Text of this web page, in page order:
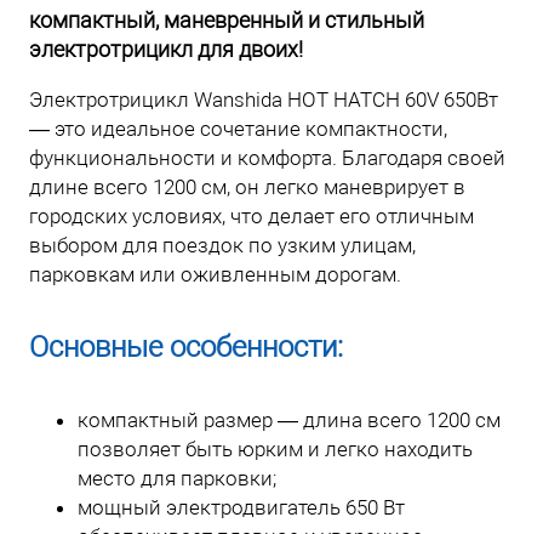
компактный, маневренный и стильный
электротрицикл для двоих!
Электротрицикл Wanshida HOT HATCH 60V 650Вт
— это идеальное сочетание компактности,
функциональности и комфорта. Благодаря своей
длине всего 1200 см, он легко маневрирует в
городских условиях, что делает его отличным
выбором для поездок по узким улицам,
парковкам или оживленным дорогам.
Основные особенности:
компактный размер — длина всего 1200 см
позволяет быть юрким и легко находить
место для парковки;
мощный электродвигатель 650 Вт